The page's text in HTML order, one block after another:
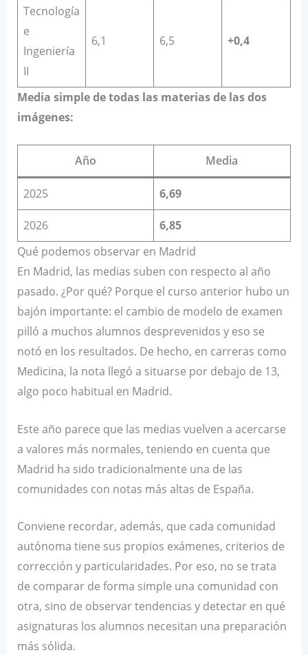
Tecnología
e
Ingeniería
II
6,1 6,5 +0,4
Media simple de todas las materias de las dos
imágenes:
Año Media
2025 6,69
2026
6,85
Qué podemos observar en Madrid
En Madrid, las medias suben con respecto al año
pasado. ¿Por qué? Porque el curso anterior hubo un
bajón importante: el cambio de modelo de examen
pilló a muchos alumnos desprevenidos y eso se
notó en los resultados. De hecho, en carreras como
Medicina, la nota llegó a situarse por debajo de 13,
algo poco habitual en Madrid.
Este año parece que las medias vuelven a acercarse
a valores más normales, teniendo en cuenta que
Madrid ha sido tradicionalmente una de las
comunidades con notas más altas de España.
Conviene recordar, además, que cada comunidad
autónoma tiene sus propios exámenes, criterios de
corrección y particularidades. Por eso, no se trata
de comparar de forma simple una comunidad con
otra, sino de observar tendencias y detectar en qué
asignaturas los alumnos necesitan una preparación
más sólida.